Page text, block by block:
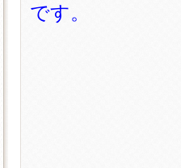
です。